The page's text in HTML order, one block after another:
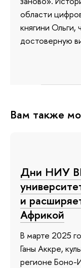
области
княгини
достоверную
Вам также
Дни НИУ
и
Африкой
В марте 2025
Ганы Аккре,
регионе Боно-